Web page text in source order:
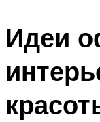
Идеи